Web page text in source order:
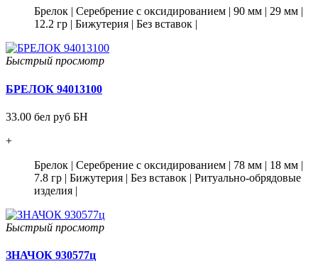
Брелок Серебрение с оксидированием 90 мм 29 мм
12.2 гр
Бижутерия Без вставок
Быстрый просмотр
БРЕЛОК 94013100
33.00 бел руб БН
+
Брелок | Серебрение с оксидированием | 78 мм | 18 мм |
7.8 гр | Бижутерия | Без вставок | Ритуально-обрядовые
изделия |
Быстрый просмотр
ЗНАЧОК 930577ц